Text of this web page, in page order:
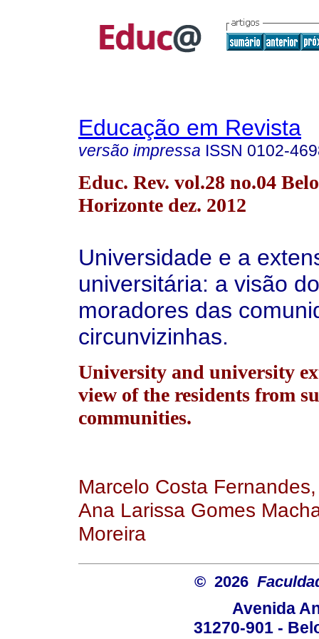
Educação em Revista
versão impressa ISSN 0102-
Educ. Rev. vol.28 no.04 Belo
Horizonte dez. 2012
Universidade e a
universitária: a visão
moradores das
circunvizinhas.
University and university
view of the residents from
communities.
Marcelo Costa
Ana Larissa Gomes
Moreira
© 2026
Avenida
31270-901 -